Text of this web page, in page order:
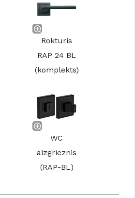
Rokturis
RAP 24 BL
(komplekts)
WC
aizgrieznis
(RAP-BL)